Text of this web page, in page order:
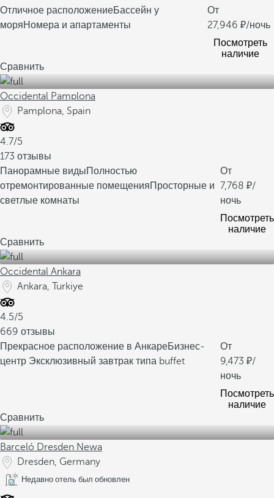
Отличное расположениеБассейн у
моряНомера и апартаменты
От
27,946
/ночь
Посмотреть
наличие
Сравнить
Occidental Pamplona
Pamplona, Spain
4.7/5
173 отзывы
Панорамные видыПолностью
отремонтированные помещенияПросторные и
светлые комнаты
От
7,768
/
ночь
Посмотреть
наличие
Сравнить
Occidental Ankara
Ankara, Turkiye
4.5/5
669 отзывы
Прекрасное расположение в АнкареБизнес-
центр Эксклюзивный завтрак типа buffet
От
9,473
/
ночь
Посмотреть
наличие
Сравнить
Barceló Dresden Newa
Dresden, Germany
Недавно отель был обновлен